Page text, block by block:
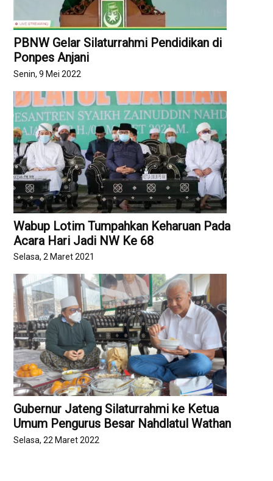
PBNW Gelar Silaturrahmi Pendidikan di
Ponpes Anjani
Senin, 9 Mei 2022
Wabup Lotim Tumpahkan Keharuan Pada
Acara Hari Jadi NW Ke 68
Selasa, 2 Maret 2021
Gubernur Jateng Silaturrahmi ke Ketua
Umum Pengurus Besar Nahdlatul Wathan
Selasa, 22 Maret 2022